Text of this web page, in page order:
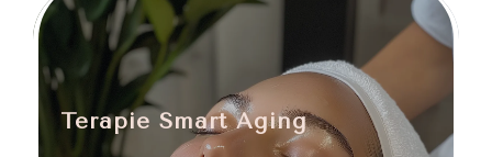
1
Terapie Smart Aging